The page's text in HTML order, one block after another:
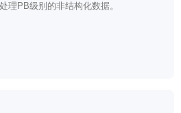
理PB级别的非结构化数据。